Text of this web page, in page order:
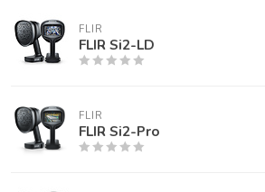
FLIR
FLIR Si2-LD
FLIR
FLIR Si2-Pro